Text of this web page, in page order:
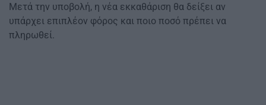
Μετά την υποβολή, η νέα εκκαθάριση θα δείξει αν
υπάρχει επιπλέον φόρος και ποιο ποσό πρέπει να
πληρωθεί.